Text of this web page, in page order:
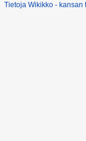
Tietoja Wikikko - kansan